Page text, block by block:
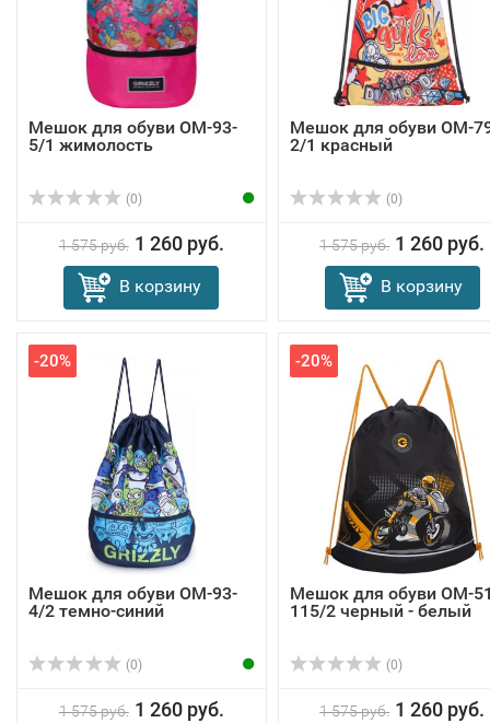
Мешок для обуви OM-93-
5/1 жимолость
(0)
1 575 руб. 1 260 руб.
В корзину
Мешок для обуви OM-
2/1 красный
(0)
1 575 руб. 1 260 руб.
В корзину
-20%
Мешок для обуви OM-93-
4/2 темно-синий
(0)
1 575 руб. 1 260 руб.
-20%
Мешок для обуви OM-
115/2 черный - белый
(0)
1 575 руб. 1 260 руб.